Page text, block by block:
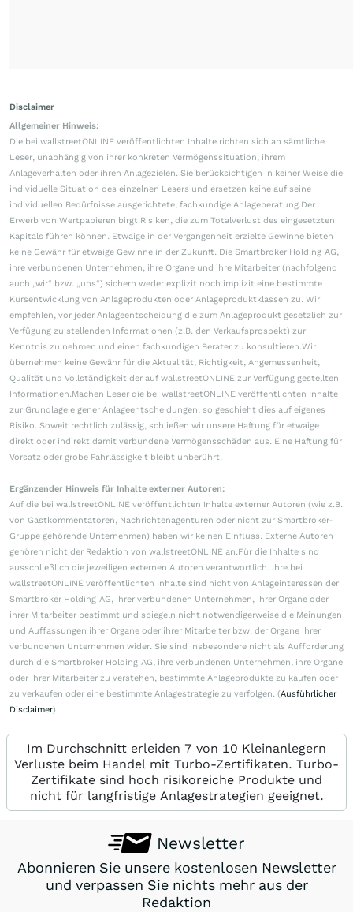
Disclaimer
Allgemeiner Hinweis:
Die bei wallstreetONLINE veröffentlichten Inhalte richten sich an sämtliche
Leser, unabhängig von ihrer konkreten Vermögenssituation, ihrem
Anlageverhalten oder ihren Anlagezielen. Sie berücksichtigen in keiner Weise die
individuelle Situation des einzelnen Lesers und ersetzen keine auf seine
individuellen Bedürfnisse ausgerichtete, fachkundige Anlageberatung.Der
Erwerb von Wertpapieren birgt Risiken, die zum Totalverlust des eingesetzten
Kapitals führen können. Etwaige in der Vergangenheit erzielte Gewinne bieten
keine Gewähr für etwaige Gewinne in der Zukunft. Die Smartbroker Holding AG,
ihre verbundenen Unternehmen, ihre Organe und ihre Mitarbeiter (nachfolgend
auch „wir“ bzw. „uns“) sichern weder explizit noch implizit eine bestimmte
Kursentwicklung von Anlageprodukten oder Anlageproduktklassen zu. Wir
empfehlen, vor jeder Anlageentscheidung die zum Anlageprodukt gesetzlich zur
Verfügung zu stellenden Informationen (z.B. den Verkaufsprospekt) zur
Kenntnis zu nehmen und einen fachkundigen Berater zu konsultieren.Wir
übernehmen keine Gewähr für die Aktualität, Richtigkeit, Angemessenheit,
Qualität und Vollständigkeit der auf wallstreetONLINE zur Verfügung gestellten
Informationen.Machen Leser die bei wallstreetONLINE veröffentlichten Inhalte
zur Grundlage eigener Anlageentscheidungen, so geschieht dies auf eigenes
Risiko. Soweit rechtlich zulässig, schließen wir unsere Haftung für etwaige
direkt oder indirekt damit verbundene Vermögensschäden aus. Eine Haftung für
Vorsatz oder grobe Fahrlässigkeit bleibt unberührt.
Ergänzender Hinweis für Inhalte externer Autoren:
Auf die bei wallstreetONLINE veröffentlichten Inhalte externer Autoren (wie z.B.
von Gastkommentatoren, Nachrichtenagenturen oder nicht zur Smartbroker-
Gruppe gehörende Unternehmen) haben wir keinen Einfluss. Externe Autoren
gehören nicht der Redaktion von wallstreetONLINE an.Für die Inhalte sind
ausschließlich die jeweiligen externen Autoren verantwortlich. Ihre bei
wallstreetONLINE veröffentlichten Inhalte sind nicht von Anlageinteressen der
Smartbroker Holding AG, ihrer verbundenen Unternehmen, ihrer Organe oder
ihrer Mitarbeiter bestimmt und spiegeln nicht notwendigerweise die Meinungen
und Auffassungen ihrer Organe oder ihrer Mitarbeiter bzw. der Organe ihrer
verbundenen Unternehmen wider. Sie sind insbesondere nicht als Aufforderung
durch die Smartbroker Holding AG, ihre verbundenen Unternehmen, ihre Organe
oder ihrer Mitarbeiter zu verstehen, bestimmte Anlageprodukte zu kaufen oder
zu verkaufen oder eine bestimmte Anlagestrategie zu verfolgen. (Ausführlicher
Disclaimer)
Im Durchschnitt erleiden 7 von 10 Kleinanlegern
Verluste beim Handel mit Turbo-Zertifikaten. Turbo-
Zertifikate sind hoch risikoreiche Produkte und
nicht für langfristige Anlagestrategien geeignet.
Newsletter
Abonnieren Sie unsere kostenlosen Newsletter
und verpassen Sie nichts mehr aus der
Redaktion